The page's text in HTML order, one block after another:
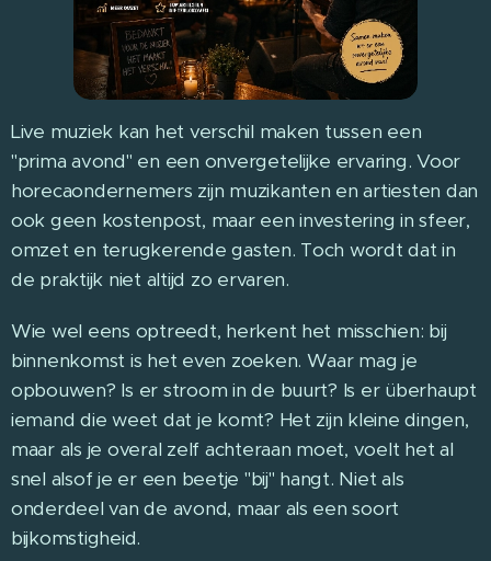
Live muziek kan het verschil maken tussen een
"prima avond" en een onvergetelijke ervaring. Voor
horecaondernemers zijn muzikanten en artiesten dan
ook geen kostenpost, maar een investering in sfeer,
omzet en terugkerende gasten. Toch wordt dat in
de praktijk niet altijd zo ervaren.
Wie wel eens optreedt, herkent het misschien: bij
binnenkomst is het even zoeken. Waar mag je
opbouwen? Is er stroom in de buurt? Is er überhaupt
iemand die weet dat je komt? Het zijn kleine dingen,
maar als je overal zelf achteraan moet, voelt het al
snel alsof je er een beetje "bij" hangt. Niet als
onderdeel van de avond, maar als een soort
bijkomstigheid.